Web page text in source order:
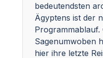
bedeutendsten
Ägyptens ist der
Programmablauf.
Sagenumwoben
hier ihre letzte